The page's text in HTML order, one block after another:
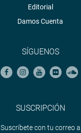
Editorial
Damos Cuenta
SÍGUENOS
SUSCRIPCIÓN
Suscríbete con tu correo a